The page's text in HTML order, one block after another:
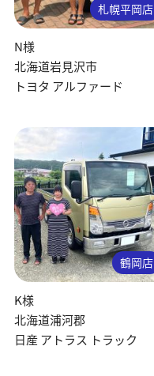
札幌平岡店
N様
北海道岩見沢市
トヨタ アルファード
鶴岡店
K様
北海道浦河郡
日産 アトラス トラック